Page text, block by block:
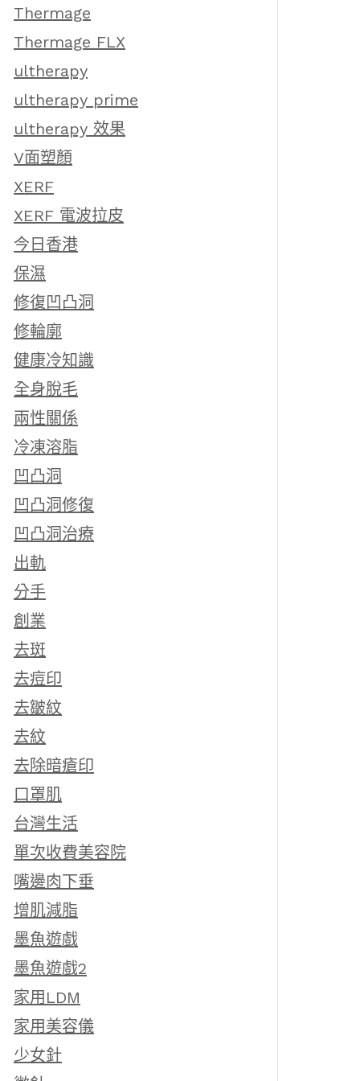
Thermage
Thermage FLX
ultherapy
ultherapy prime
ultherapy 效果
V面塑顏
XERF
XERF 電波拉皮
今日香港
保濕
修復凹凸洞
修輪廓
健康冷知識
全身脫毛
兩性關係
冷凍溶脂
凹凸洞
凹凸洞修復
凹凸洞治療
出軌
分手
創業
去斑
去痘印
去皺紋
去紋
去除暗瘡印
口罩肌
台灣生活
單次收費美容院
嘴邊肉下垂
增肌減脂
墨魚遊戲
墨魚遊戲2
家用LDM
家用美容儀
少女針